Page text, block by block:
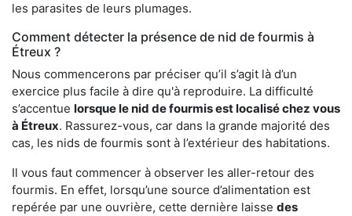
les parasites de leurs plumages.
Comment détecter la présence de nid de fourmis à
Étreux ?
Nous commencerons par préciser qu’il s’agit là d’un
exercice plus facile à dire qu'à reproduire. La difficulté
s’accentue lorsque le nid de fourmis est localisé chez vous
à Étreux. Rassurez-vous, car dans la grande majorité des
cas, les nids de fourmis sont à l’extérieur des habitations.
Il vous faut commencer à observer les aller-retour des
fourmis. En effet, lorsqu’une source d’alimentation est
repérée par une ouvrière, cette dernière laisse des